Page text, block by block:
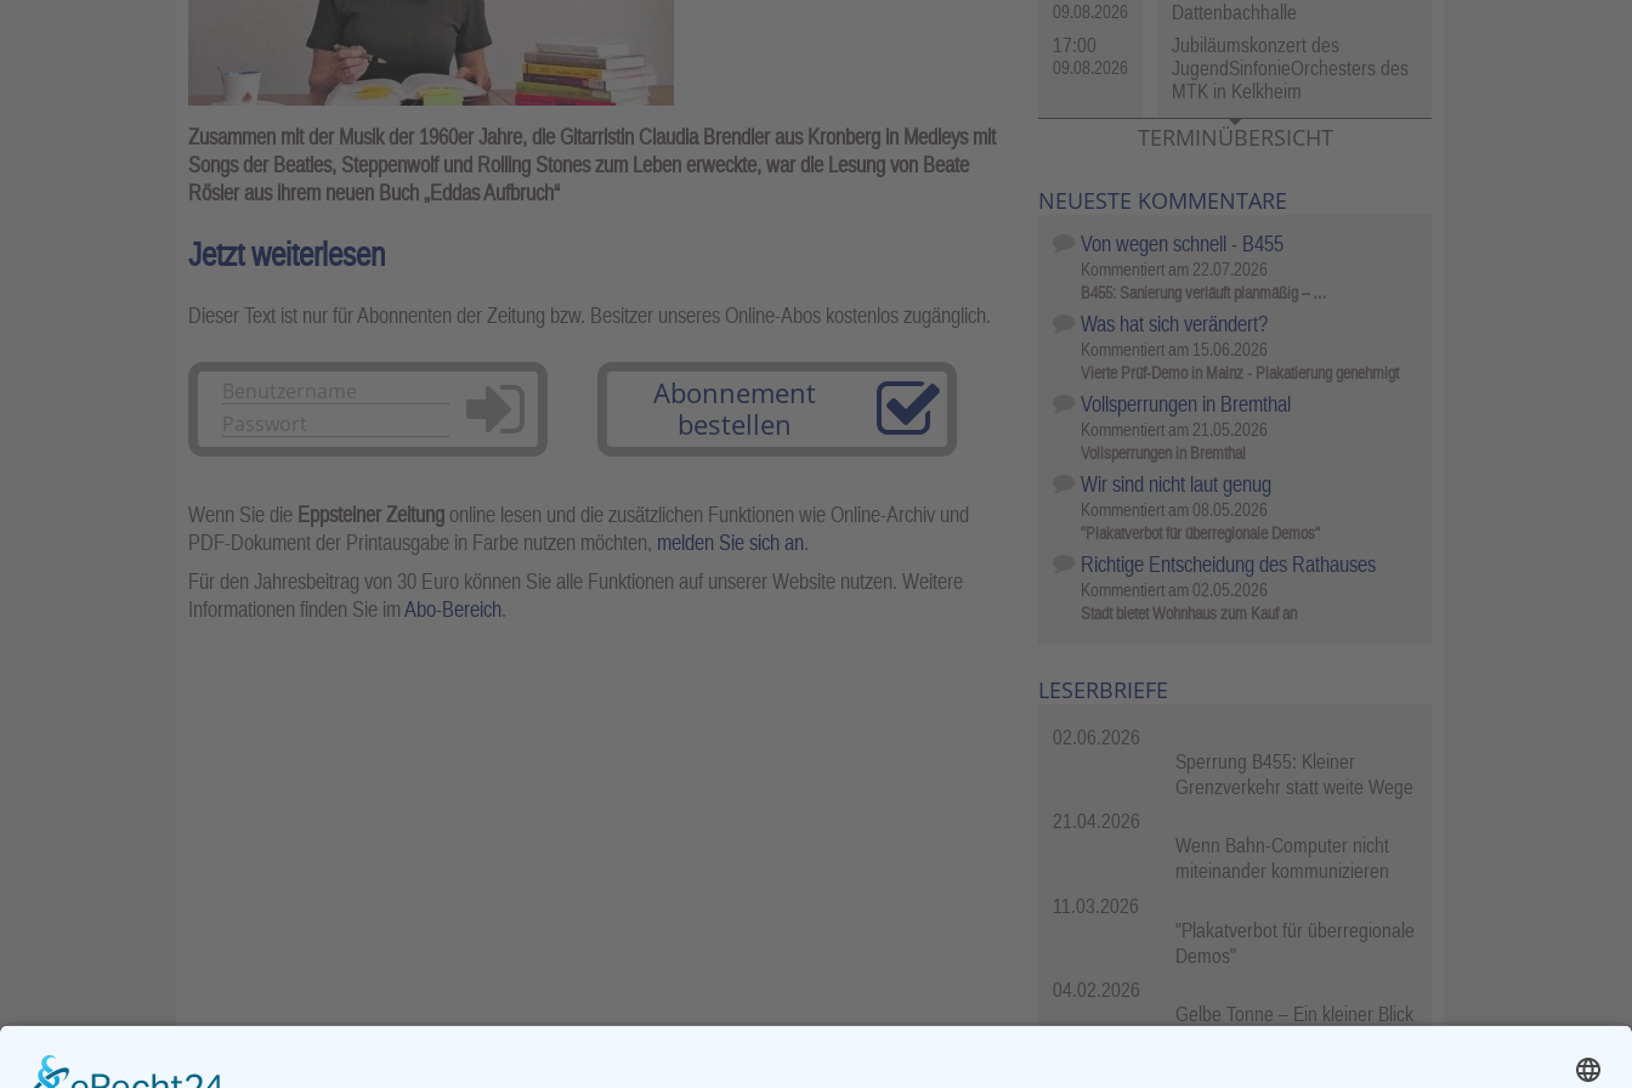
Zusammen mit der Musik der 1960er Jahre, die Gitarristin Claudia Brendler aus Kronberg in Medleys mit
Songs der Beatles, Steppenwolf und Rolling Stones zum Leben erweckte, war die Lesung von Beate
Rösler aus ihrem neuen Buch „Eddas Aufbruch“
Jetzt weiterlesen
Dieser Text ist nur für Abonnenten der Zeitung bzw. Besitzer unseres Online-Abos kostenlos zugänglich.
Anmelden
Abonnement
bestellen
Wenn Sie die Eppsteiner Zeitung online lesen und die zusätzlichen Funktionen wie Online-Archiv und
PDF-Dokument der Printausgabe in Farbe nutzen möchten, melden Sie sich an.
Für den Jahresbeitrag von 30 Euro können Sie alle Funktionen auf unserer Website nutzen. Weitere
Informationen finden Sie imAbo-Bereich.
09.08.2026
Dattenbachhalle
17:00
09.08.2026
Jubiläumskonzert des
JugendSinfonieOrchesters des
MTK in Kelkheim
TERMINÜBERSICHT
NEUESTE KOMMENTARE
Von wegen schnell - B455
Kommentiert am 22.07.2026
B455: Sanierung verläuft planmäßig – …
Was hat sich verändert?
Kommentiert am 15.06.2026
Vierte Prüf-Demo in Mainz - Plakatierung genehmigt
Vollsperrungen in Bremthal
Kommentiert am 21.05.2026
Vollsperrungen in Bremthal
Wir sind nicht laut genug
Kommentiert am 08.05.2026
"Plakatverbot für überregionale Demos"
Richtige Entscheidung des Rathauses
Kommentiert am 02.05.2026
Stadt bietet Wohnhaus zum Kauf an
LESERBRIEFE
02.06.2026
Sperrung B455: Kleiner
Grenzverkehr statt weite Wege
21.04.2026
Wenn Bahn-Computer nicht
miteinander kommunizieren
11.03.2026
"Plakatverbot für überregionale
Demos"
04.02.2026
Gelbe Tonne – Ein kleiner Blick